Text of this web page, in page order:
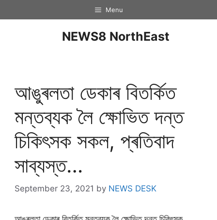
Menu
NEWS8 NorthEast
আঙুৰলতা ডেকাৰ বিতৰ্কিত
মন্তব্যক লৈ ক্ষোভিত দন্ত
চিকিৎসক সকল, প্ৰতিবাদ
সাব্যস্ত…
September 23, 2021 by NEWS DESK